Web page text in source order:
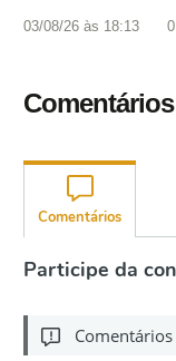
03/08/26 às 18:13 0
Comentários